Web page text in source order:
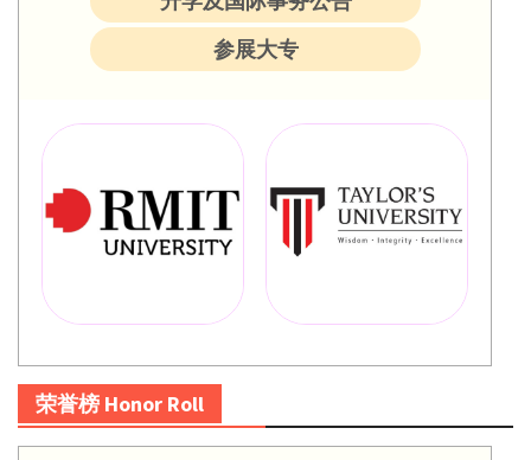
参展大专
荣誉榜 Honor Roll